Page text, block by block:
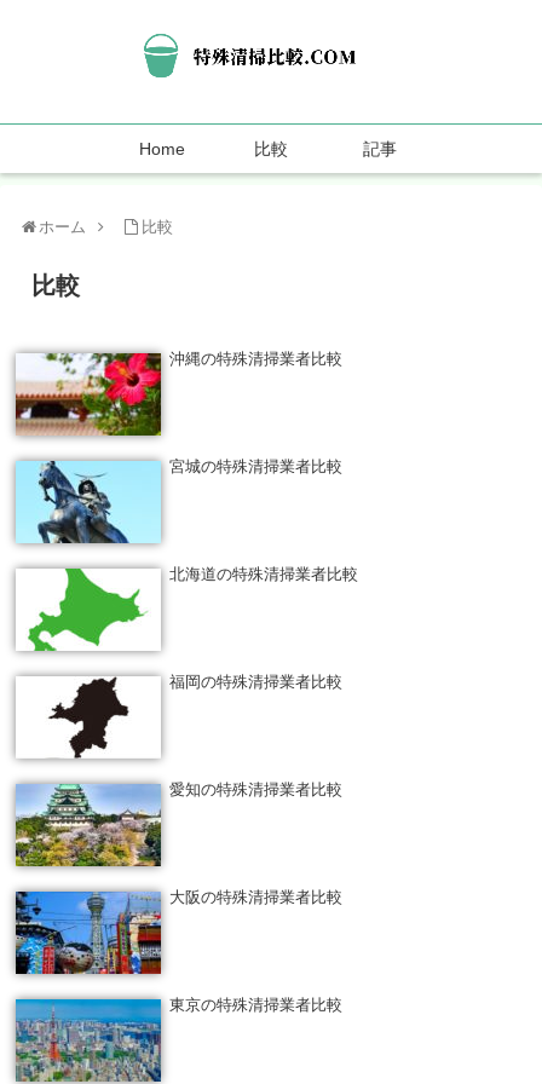
Home 比較 記事
ホーム 比較
比較
沖縄の特殊清掃業者比較
宮城の特殊清掃業者比較
北海道の特殊清掃業者比較
福岡の特殊清掃業者比較
愛知の特殊清掃業者比較
大阪の特殊清掃業者比較
東京の特殊清掃業者比較